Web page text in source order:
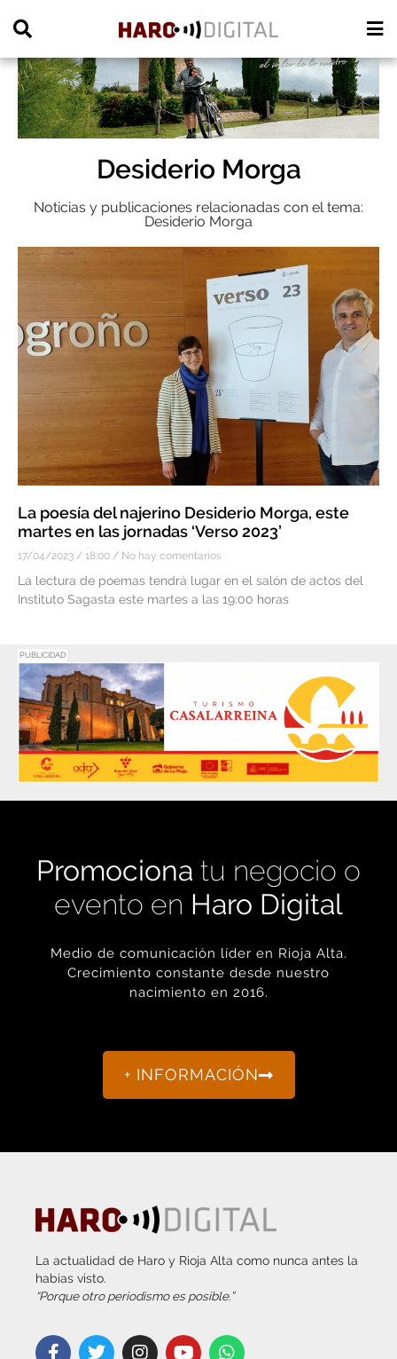
Desiderio Morga
Noticias y publicaciones relacionadas con el tema:
Desiderio Morga
La poesía del najerino Desiderio Morga, este
martes en las jornadas ‘Verso 2023’
17/04/2023 18:00 No hay comentarios
La lectura de poemas tendrá lugar en el salón de actos del
Instituto Sagasta este martes a las 19:00 horas
PUBLICIDAD
Promociona tu negocio o
evento en Haro Digital
Medio de comunicación líder en Rioja Alta.
Crecimiento constante desde nuestro
nacimiento en 2016.
+ INFORMACIÓN
La actualidad de Haro y Rioja Alta como nunca antes la
habías visto.
“Porque otro periodismo es posible.”